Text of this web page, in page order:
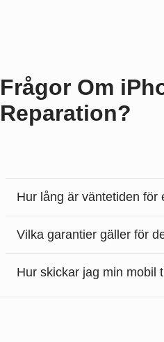
Frågor Om
Reparation?
Hur lång är väntetiden för
Vilka garantier gäller för
Hur skickar jag min mobil